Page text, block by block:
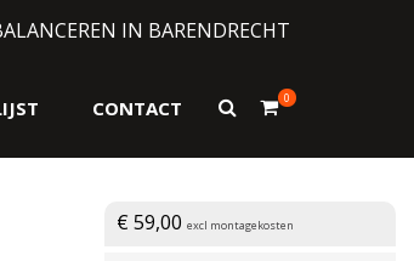
IN BARENDRECHT
CONTACT
Toon
0
€ 59,00 excl montagekosten